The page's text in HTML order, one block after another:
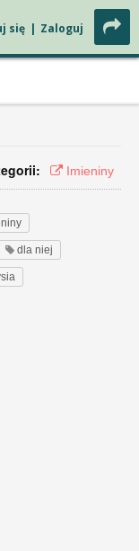
się | Zaloguj
Imieniny
dla niej